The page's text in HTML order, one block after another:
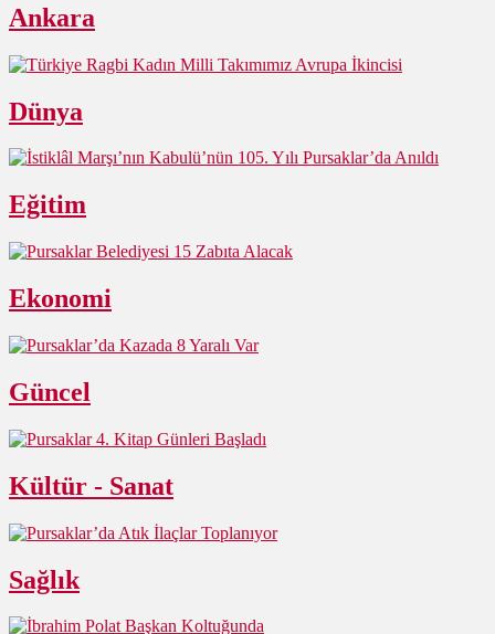
Ankara
Dünya
Eğitim
Ekonomi
Güncel
Kültür - Sanat
Sağlık